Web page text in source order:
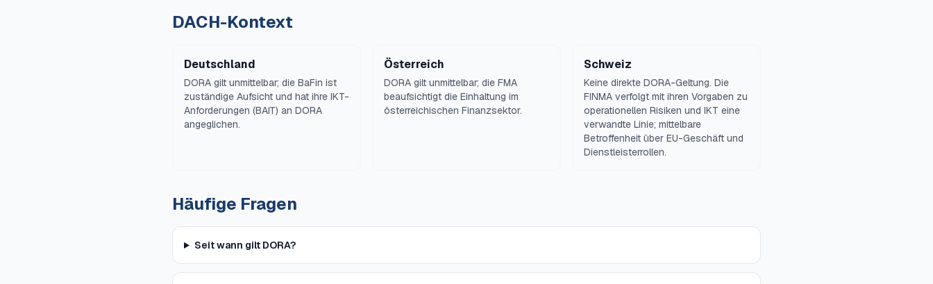
DACH-Kontext
Deutschland
DORA gilt unmittelbar; die BaFin ist
zuständige Aufsicht und hat ihre IKT-
Anforderungen (BAIT) an DORA
angeglichen.
Österreich
DORA gilt unmittelbar; die FMA
beaufsichtigt die Einhaltung im
österreichischen Finanzsektor.
Schweiz
Keine direkte DORA-Geltung. Die
FINMA verfolgt mit ihren Vorgaben zu
operationellen Risiken und IKT eine
verwandte Linie; mittelbare
Betroffenheit über EU-Geschäft und
Dienstleisterrollen.
Häufige Fragen
Seit wann gilt DORA?